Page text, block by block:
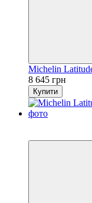
Michelin
8 645 грн
Купити